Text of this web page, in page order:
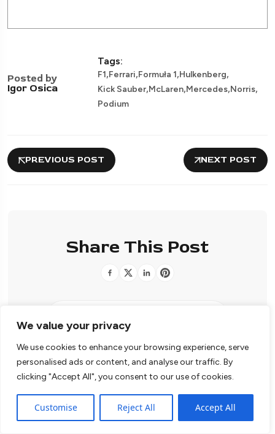
We value your privacy
We use cookies to enhance your browsing experience, serve
personalised ads or content, and analyse our traffic. By
clicking "Accept All", you consent to our use of cookies.
Customise Reject All Accept All
Posted by
Igor Osica
Tags:
F1,Ferrari,Formuła 1,Hulkenberg,
Kick Sauber,McLaren,Mercedes,Norris,
Podium
PREVIOUS POST NEXT POST
Share This Post